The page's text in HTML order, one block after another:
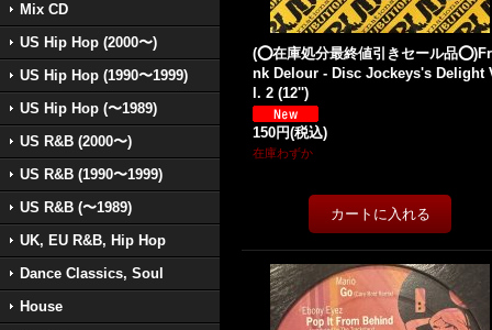
Mix CD
US Hip Hop (2000〜)
US Hip Hop (1990〜1999)
US Hip Hop (〜1989)
US R&B (2000〜)
US R&B (1990〜1999)
US R&B (〜1989)
UK, EU R&B, Hip Hop
Dance Classics, Soul
House
(⭕️在庫処分最終値引きセール品
nk Delour - Disc Jockeys's Delight
l. 2 (12'')
150円(税込)
在庫わずか